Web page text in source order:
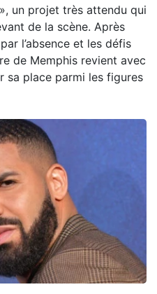
un projet très attendu qui
de la scène. Après
l’absence et les défis
de Memphis revient avec
sa place parmi les figures